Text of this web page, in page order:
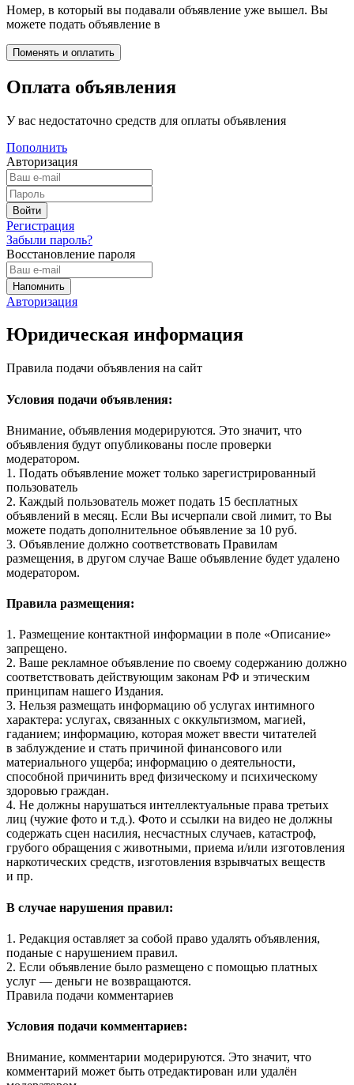
Номер, в который вы подавали объявление уже вышел. Вы
можете подать объявление в
Оплата объявления
У вас недостаточно средств для оплаты объявления
Пополнить
Авторизация
Регистрация
Забыли пароль?
Восстановление пароля
Авторизация
Юридическая информация
Правила подачи объявления на сайт
Условия подачи объявления:
Внимание, объявления модерируются. Это значит, что
объявления будут опубликованы после проверки
модератором.
1. Подать объявление может только зарегистрированный
пользователь
2. Каждый пользователь может подать 15 бесплатных
объявлений в месяц. Если Вы исчерпали свой лимит, то Вы
можете подать дополнительное объявление за 10 руб.
3. Объявление должно соответствовать Правилам
размещения, в другом случае Ваше объявление будет удалено
модератором.
Правила размещения:
1. Размещение контактной информации в поле «Описание»
запрещено.
2. Ваше рекламное объявление по своему содержанию должно
соответствовать действующим законам РФ и этическим
принципам нашего Издания.
3. Нельзя размещать информацию об услугах интимного
характера: услугах, связанных с оккультизмом, магией,
гаданием; информацию, которая может ввести читателей
в заблуждение и стать причиной финансового или
материального ущерба; информацию о деятельности,
способной причинить вред физическому и психическому
здоровью граждан.
4. Не должны нарушаться интеллектуальные права третьих
лиц (чужие фото и т.д.). Фото и ссылки на видео не должны
содержать сцен насилия, несчастных случаев, катастроф,
грубого обращения с животными, приема и/или изготовления
наркотических средств, изготовления взрывчатых веществ
и пр.
В случае нарушения правил:
1. Редакция оставляет за собой право удалять объявления,
поданые с нарушением правил.
2. Если объявление было размещено с помощью платных
услуг — деньги не возвращаются.
Правила подачи комментариев
Условия подачи комментариев:
Внимание, комментарии модерируются. Это значит, что
комментарий может быть отредактирован или удалён